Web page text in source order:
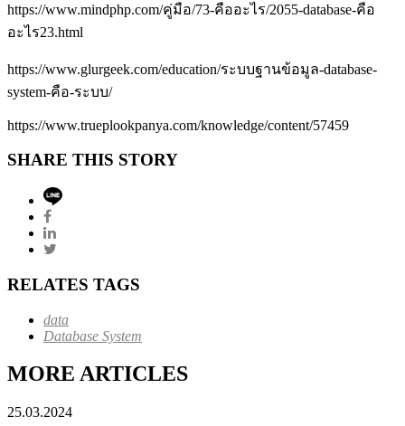
https://www.mindphp.com/คู่มือ/73-คืออะไร/2055-database-คือ
อะไร23.html
https://www.glurgeek.com/education/ระบบฐานข้อมูล-database-
system-คือ-ระบบ/
https://www.trueplookpanya.com/knowledge/content/57459
SHARE THIS STORY
RELATES TAGS
data
Database System
MORE ARTICLES
25.03.2024